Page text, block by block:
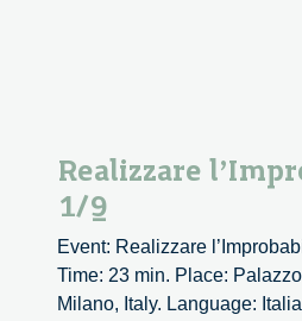
Realizzare
1/9
Event: Realizzare
Time: 23 min. Place:
Milano, Italy. Language: